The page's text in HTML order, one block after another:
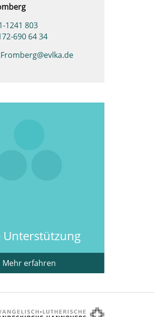
1241 803
690 64 34
Unterstützung
Mehr erfahren